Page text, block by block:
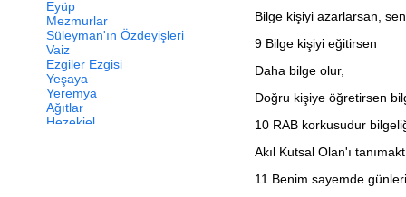
Eyüp
Mezmurlar
Süleyman'ın Özdeyişleri
Vaiz
Ezgiler Ezgisi
Yeşaya
Yeremya
Ağıtlar
Hezekiel
Bilge kişiyi azarlarsan,
9 Bilge kişiyi eğitirsen
Daha bilge olur,
Doğru kişiye öğretirsen
10 RAB korkusudur
Akıl Kutsal Olan'ı
11 Benim sayemde